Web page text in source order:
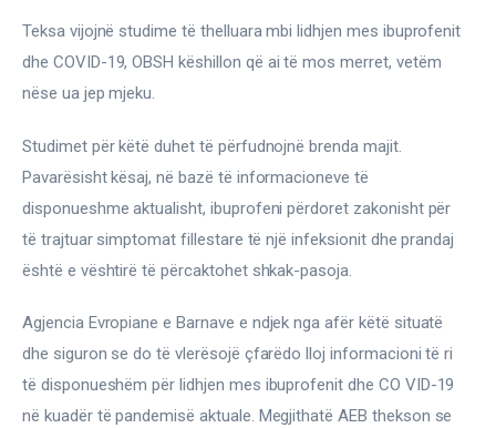
Nena dhe Femija
Onkologji
ORL
Pneumologji
Psikologji
Teksa vijojnë studime të thelluara mbi lidhjen mes ibuprofenit
dhe COVID-19, OBSH këshillon që ai të mos merret, vetëm
nëse ua jep mjeku.
Studimet për këtë duhet të përfudnojnë brenda majit.
Pavarësisht kësaj, në bazë të informacioneve të
disponueshme aktualisht, ibuprofeni përdoret zakonisht për
të trajtuar simptomat fillestare të një infeksionit dhe prandaj
është e vështirë të përcaktohet shkak-pasoja.
Agjencia Evropiane e Barnave e ndjek nga afër këtë situatë
dhe siguron se do të vlerësojë çfarëdo lloj informacioni të ri
të disponueshëm për lidhjen mes ibuprofenit dhe CO VID-19
në kuadër të pandemisë aktuale. Megjithatë AEB thekson se